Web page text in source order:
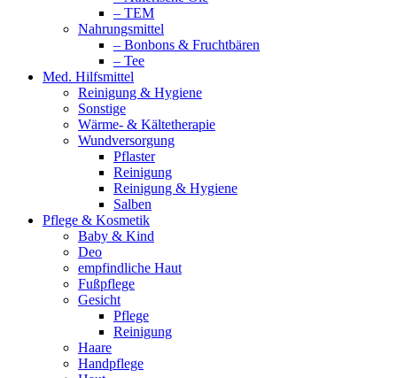
– TEM
Nahrungsmittel
– Bonbons & Fruchtbären
– Tee
Med. Hilfsmittel
Reinigung & Hygiene
Sonstige
Wärme- & Kältetherapie
Wundversorgung
Pflaster
Reinigung
Reinigung & Hygiene
Salben
Pflege & Kosmetik
Baby & Kind
Deo
empfindliche Haut
Fußpflege
Gesicht
Pflege
Reinigung
Haare
Handpflege